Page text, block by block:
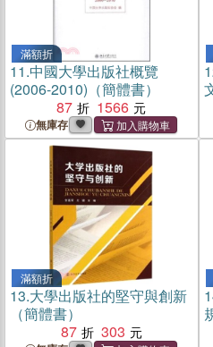
滿額折
11.中國大學出版社概覽
(2006-2010)（簡體書）
87
1566
無庫存
滿額折
13.大學出版社的堅守與創新
（簡體書）
87
303